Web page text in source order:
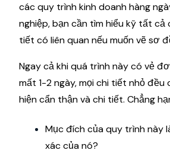
các quy trình kinh doanh hàng
nghiệp, bạn cần tìm hiểu kỹ tất
tiết có liên quan nếu muốn vẽ sơ
Ngay cả khi quá trình này có vẻ
mất 1-2 ngày, mọi chi tiết nhỏ
hiện cẩn thận và chi tiết. Chẳng
Mục đích của quy trình này
xác của nó?